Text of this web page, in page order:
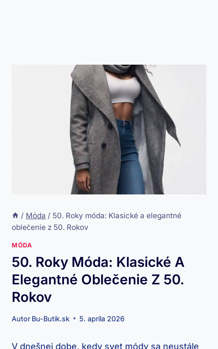
/ Móda / 50. Roky móda: Klasické a elegantné
oblečenie z 50. Rokov
MÓDA
50. Roky Móda: Klasické A
Elegantné Oblečenie Z 50.
Rokov
Autor Bu-Butik.sk 5. apríla 2026
V dnešnej dobe, kedy svet módy sa neustále